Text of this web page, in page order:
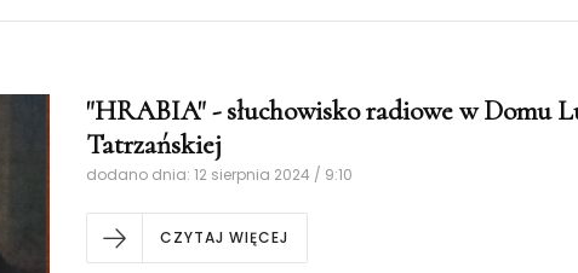
"HRABIA" - słuchowisko radiowe w Domu
Tatrzańskiej
dodano dnia: 12 sierpnia 2024 / 9:10
CZYTAJ WIĘCEJ